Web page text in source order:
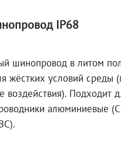
IP68
шинопровод в литом
жёстких условий среды
воздействия). Подходит
алюминиевые